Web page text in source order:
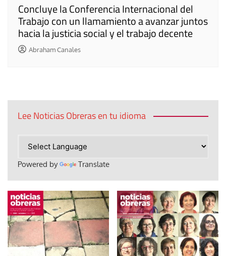
Concluye la Conferencia Internacional del
Trabajo con un llamamiento a avanzar juntos
hacia la justicia social y el trabajo decente
Abraham Canales
Lee Noticias Obreras en tu idioma
Powered by Translate